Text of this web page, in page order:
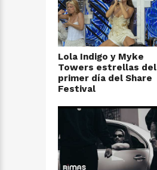
Lola Indigo y Myke
Towers estrellas del
primer día del Share
Festival